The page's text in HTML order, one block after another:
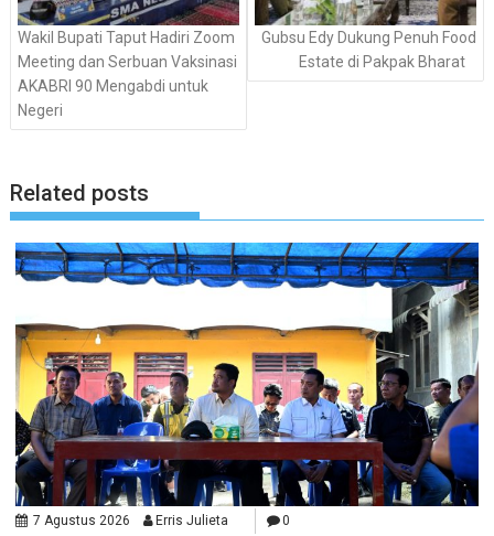
Wakil Bupati Taput Hadiri Zoom
Meeting dan Serbuan Vaksinasi
AKABRI 90 Mengabdi untuk
Negeri
Gubsu Edy Dukung Penuh Food
Estate di Pakpak Bharat
Related posts
7 Agustus 2026 Erris Julieta 0